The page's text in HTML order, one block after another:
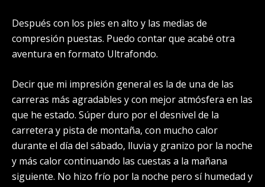
Después con los pies en alto y las medias de
compresión puestas. Puedo contar que acabé otra
aventura en formato Ultrafondo.
Decir que mi impresión general es la de una de las
carreras más agradables y con mejor atmósfera en las
que he estado. Súper duro por el desnivel de la
carretera y pista de montaña, con mucho calor
durante el día del sábado, lluvia y granizo por la noche
y más calor continuando las cuestas a la mañana
siguiente. No hizo frío por la noche pero sí humedad y